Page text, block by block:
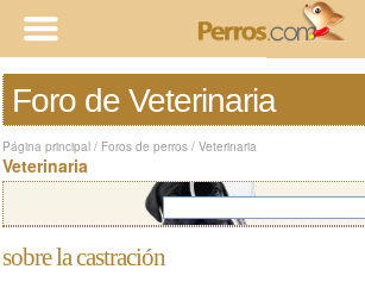
Foro de Veterinaria
Página principal / Foros de perros / Veterinaria
Veterinaria
sobre la castración